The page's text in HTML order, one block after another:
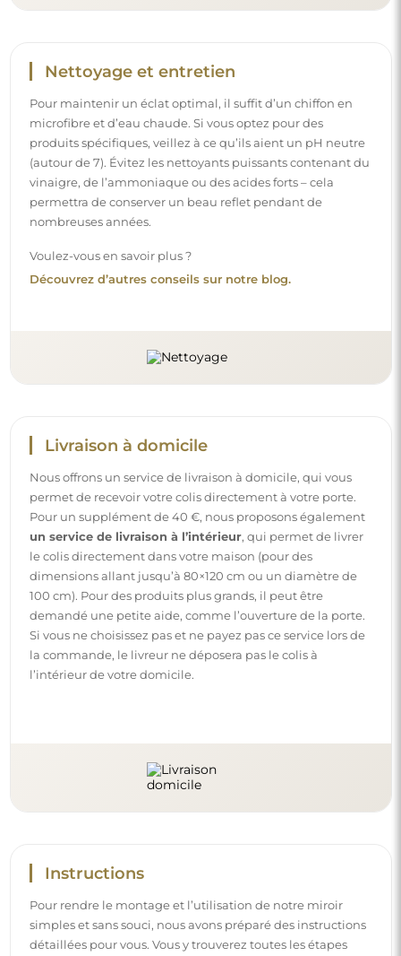
Nettoyage et entretien
Pour maintenir un éclat optimal, il suffit d’un chiffon en
microfibre et d’eau chaude. Si vous optez pour des
produits spécifiques, veillez à ce qu’ils aient un pH neutre
(autour de 7). Évitez les nettoyants puissants contenant du
vinaigre, de l’ammoniaque ou des acides forts – cela
permettra de conserver un beau reflet pendant de
nombreuses années.
Voulez-vous en savoir plus ?
Découvrez d’autres conseils sur notre blog.
Livraison à domicile
Nous offrons un service de livraison à domicile, qui vous
permet de recevoir votre colis directement à votre porte.
Pour un supplément de 40 €, nous proposons également
un service de livraison à l’intérieur, qui permet de livrer
le colis directement dans votre maison (pour des
dimensions allant jusqu’à 80×120 cm ou un diamètre de
100 cm). Pour des produits plus grands, il peut être
demandé une petite aide, comme l’ouverture de la porte.
Si vous ne choisissez pas et ne payez pas ce service lors de
la commande, le livreur ne déposera pas le colis à
l’intérieur de votre domicile.
Instructions
Pour rendre le montage et l’utilisation de notre miroir
simples et sans souci, nous avons préparé des instructions
détaillées pour vous. Vous y trouverez toutes les étapes